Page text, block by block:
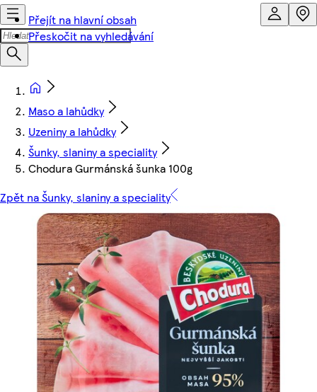
Přejít na hlavní obsah
Přeskočit na vyhledávání
Maso a lahůdky
Uzeniny a lahůdky
Šunky, slaniny a speciality
Chodura Gurmánská šunka 100g
Zpět na Šunky, slaniny a speciality